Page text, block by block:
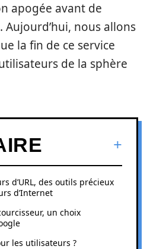
apogée avant de
Aujourd’hui, nous allons
la fin de ce service
de la sphère
d’URL, des outils précieux
d’Internet
un choix
les utilisateurs ?